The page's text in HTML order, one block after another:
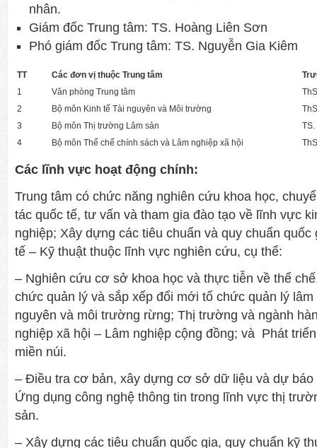
nhân.
Giám đốc Trung tâm: TS. Hoàng Liên Sơn
Phó giám đốc Trung tâm: TS. Nguyễn Gia Kiêm
TT Các đơn vị thuộc Trung tâm
1
Văn phòng Trung tâm
2
Bộ môn Kinh tế Tài nguyên và Môi trường
3
Bộ môn Thị trường Lâm sản
4
Bộ môn Thể chế chính sách và Lâm nghiệp xã hội
Các lĩnh vực hoạt động chính:
Trung tâm có chức năng nghiên cứu khoa học,
tác quốc tế, tư vấn và tham gia đào tạo về lĩnh vực
nghiệp; Xây dựng các tiêu chuẩn và quy chuẩn
tế – Kỹ thuật thuộc lĩnh vực nghiên cứu, cụ thể:
– Nghiên cứu cơ sở khoa học và thực tiễn về thể
chức quản lý và sắp xếp đổi mới tổ chức quản lý
nguyên và môi trường rừng; Thị trường và ngành
nghiệp xã hội – Lâm nghiệp cộng đồng; và Phát
miền núi.
– Điều tra cơ bản, xây dựng cơ sở dữ liệu và dự
Ứng dụng công nghệ thông tin trong lĩnh vực thị
sản.
– Xây dựng các tiêu chuẩn quốc gia, quy chuẩn kỹ